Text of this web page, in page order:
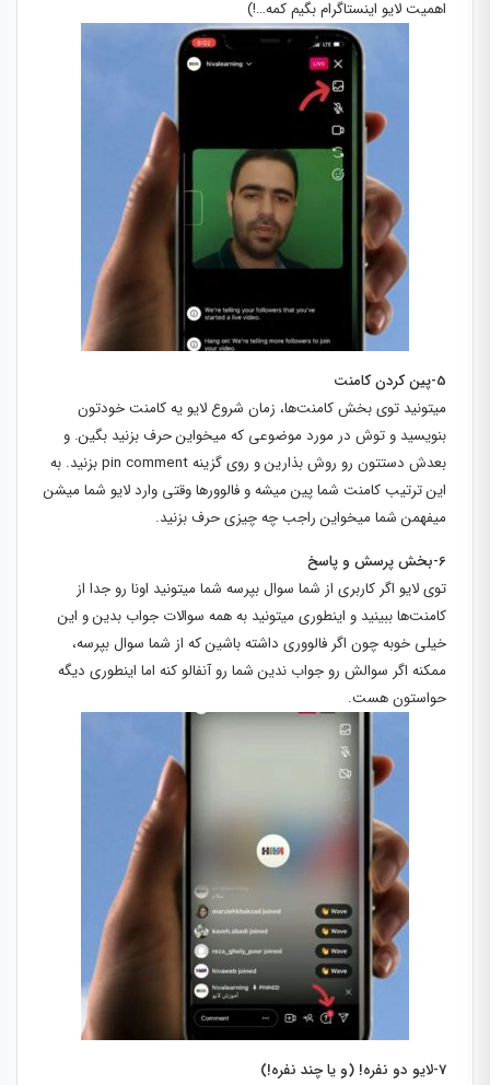
اهمیت لایو اینستاگرام بگیم کمه…!)
5-پین کردن کامنت
میتونید توی بخش کامنت‌ها، زمان شروع لایو یه کامنت خودتون
بنویسید و توش در مورد موضوعی که میخواین حرف بزنید بگین. و
بعدش دستتون رو روش بذارین و روی گزینه pin comment بزنید. به
این ترتیب کامنت شما پین میشه و فالوورها وقتی وارد لایو شما میشن
میفهمن شما میخواین راجب چه چیزی حرف بزنید.
6-بخش پرسش و پاسخ
توی لایو اگر کاربری از شما سوال بپرسه شما میتونید اونا رو جدا از
کامنت‌ها ببینید و اینطوری میتونید به همه سوالات جواب بدین و این
خیلی خوبه چون اگر فالووری داشته باشین که از شما سوال بپرسه،
ممکنه اگر سوالش رو جواب ندین شما رو آنفالو کنه اما اینطوری دیگه
حواستون هست.
7-لایو دو نفره! (و یا چند نفره!)